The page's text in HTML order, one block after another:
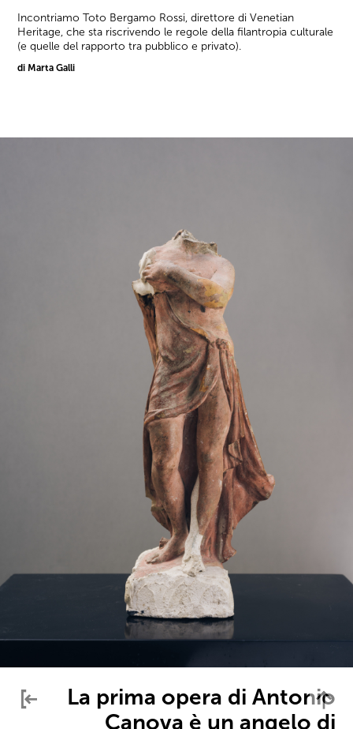
Incontriamo Toto Bergamo Rossi, direttore di Venetian
Heritage, che sta riscrivendo le regole della filantropia culturale
(e quelle del rapporto tra pubblico e privato).
di Marta Galli
La prima opera di Antonio
Canova è un angelo di